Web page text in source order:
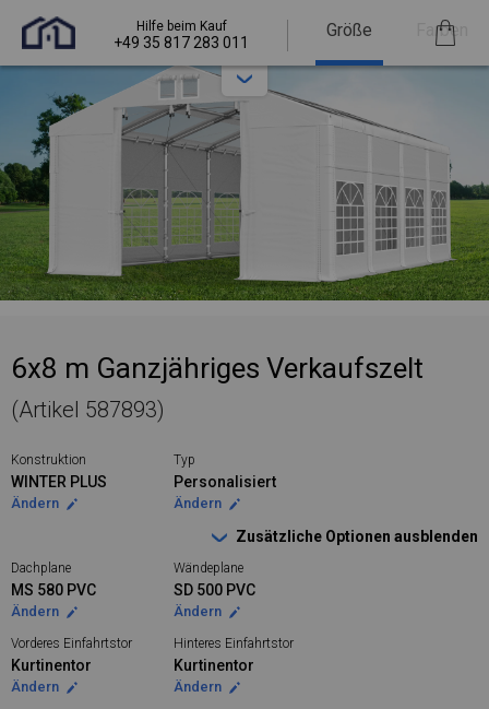
Hilfe beim Kauf
+49 35 817 283 011
Größe Farben
6x8 m Ganzjähriges Verkaufszelt
(Artikel 587893)
Konstruktion
WINTER PLUS
Ändern
Typ
Personalisiert
Ändern
Zusätzliche Optionen ausblenden
Dachplane
MS 580 PVC
Ändern
Wändeplane
SD 500 PVC
Ändern
Vorderes Einfahrtstor
Kurtinentor
Ändern
Hinteres Einfahrtstor
Kurtinentor
Ändern